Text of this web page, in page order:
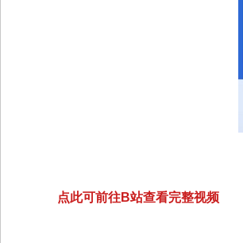
点此可前往B站查看完整视频